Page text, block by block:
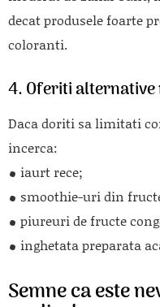
decat produsele foarte
coloranti.
4. Oferiti alternative
Daca doriti sa limitati
incerca:
iaurt rece;
smoothie-uri din
piureuri de fructe
inghetata preparata
Semne ca este